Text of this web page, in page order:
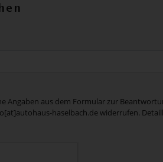
Angaben aus dem Formular zur
haselbach.de widerrufen.